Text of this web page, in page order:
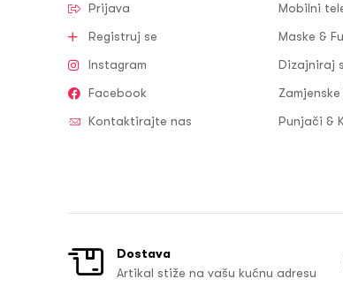
Prijava
Registruj se
Instagram
Facebook
Kontaktirajte nas
Mobilni
Maske &
Dizajniraj
Punjači &
Dostava
Artikal stiže na vašu kućnu adresu